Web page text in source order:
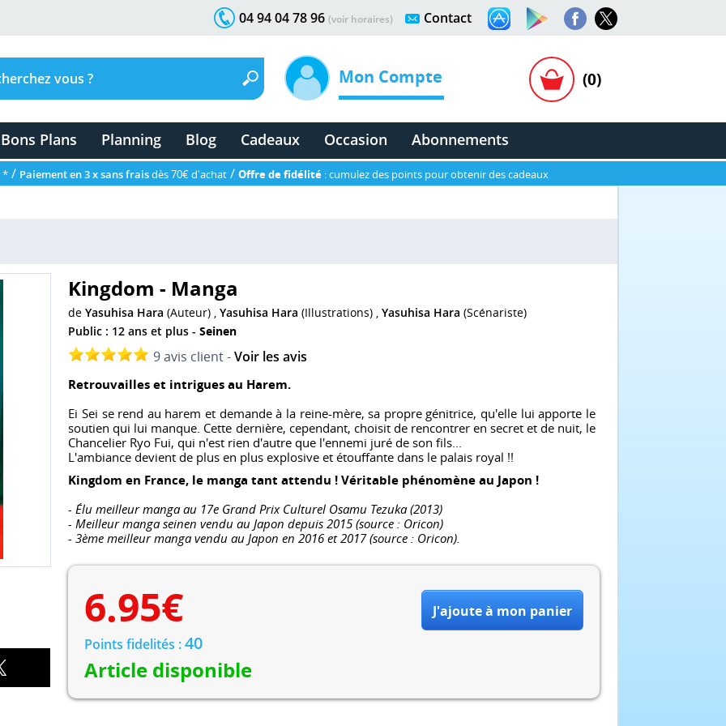
Contact
04 94 04 78 96 (voir horaires)
Mon Compte (0)
Bons Plans Planning Blog Cadeaux Occasion Abonnements
* / Paiement en 3 x sans fraisdès 70€ d'achat / Offre de fidélité : cumulez des points pour obtenir des cadeaux
Kingdom - Manga
deYasuhisa Hara (Auteur) ,Yasuhisa Hara (Illustrations) ,Yasuhisa Hara (Scénariste)
Public : 12 ans et plus -Seinen
9 avis client -Voir les avis
Retrouvailles et intrigues au Harem.
Ei Sei se rend au harem et demande à la reine-mère, sa propre génitrice, qu'elle lui apporte le
soutien qui lui manque. Cette dernière, cependant, choisit de rencontrer en secret et de nuit, le
Chancelier Ryo Fui, qui n'est rien d'autre que l'ennemi juré de son fils...
L'ambiance devient de plus en plus explosive et étouffante dans le palais royal !!
Kingdom en France, le manga tant attendu ! Véritable phénomène au Japon !
- Élu meilleur manga au 17e Grand Prix Culturel Osamu Tezuka (2013)
- Meilleur manga seinen vendu au Japon depuis 2015 (source : Oricon)
- 3ème meilleur manga vendu au Japon en 2016 et 2017 (source : Oricon).
6.95€
Points fidelités :40
Article disponible